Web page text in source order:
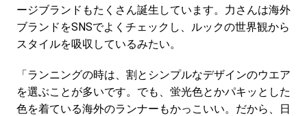
ージブランドもたくさん誕生しています。力さんは海外
ブランドをSNSでよくチェックし、ルックの世界観から
スタイルを吸収しているみたい。
「ランニングの時は、割とシンプルなデザインのウエア
を選ぶことが多いです。でも、蛍光色とかパキッとした
色を着ている海外のランナーもかっこいい。だから、日